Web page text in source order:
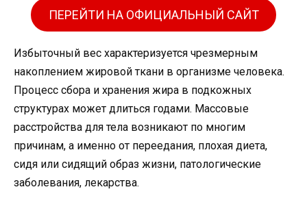
ПЕРЕЙТИ НА ОФИЦИАЛЬНЫЙ САЙТ
Избыточный вес характеризуется чрезмерным
накоплением жировой ткани в организме человека.
Процесс сбора и хранения жира в подкожных
структурах может длиться годами. Массовые
расстройства для тела возникают по многим
причинам, а именно от переедания, плохая диета,
сидя или сидящий образ жизни, патологические
заболевания, лекарства.